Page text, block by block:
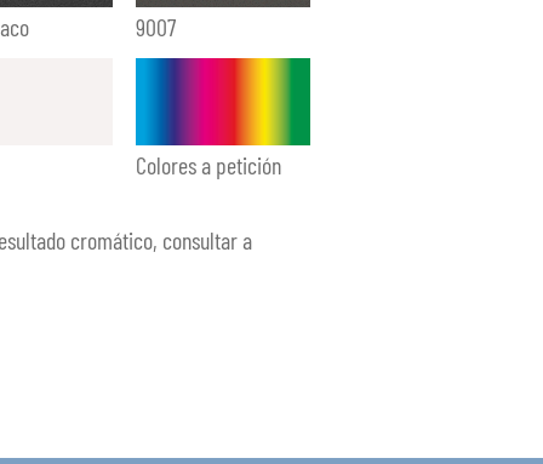
9007
Colores a petición
cromático, consultar a